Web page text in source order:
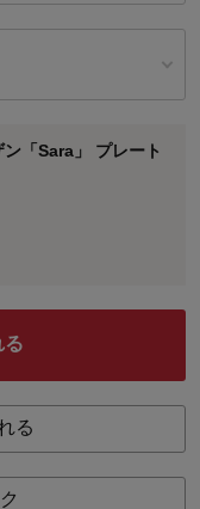
「Sara」 プレート
る
る